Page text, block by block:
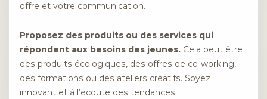
offre et votre communication.
Proposez des produits ou des services qui
répondent aux besoins des jeunes. Cela peut être
des produits écologiques, des offres de co-working,
des formations ou des ateliers créatifs. Soyez
innovant et à l’écoute des tendances.